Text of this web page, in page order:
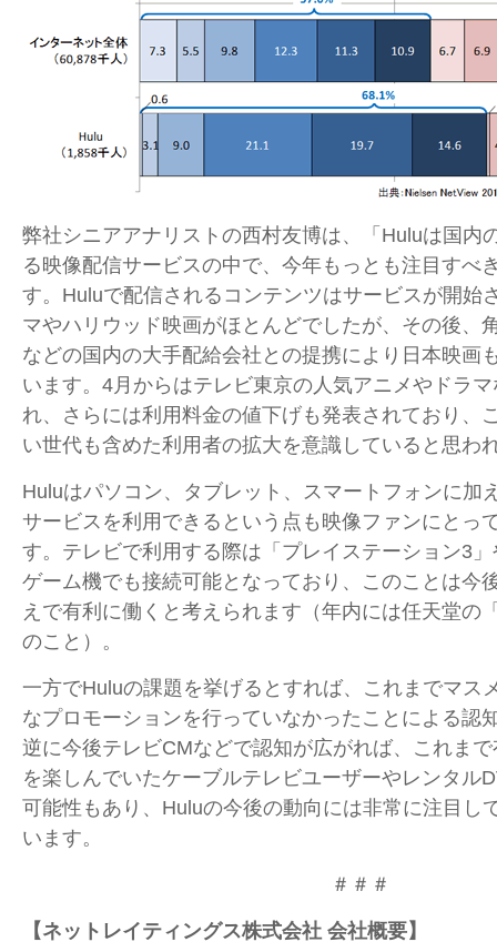
弊社シニアアナリストの西村友博は、「Huluは国内
る映像配信サービスの中で、今年もっとも注目すべ
す。Huluで配信されるコンテンツはサービスが開始
マやハリウッド映画がほとんどでしたが、その後、
などの国内の大手配給会社との提携により日本映画
います。4月からはテレビ東京の人気アニメやドラ
れ、さらには利用料金の値下げも発表されており、
い世代も含めた利用者の拡大を意識していると思わ
Huluはパソコン、タブレット、スマートフォンに加
サービスを利用できるという点も映像ファンにとっ
す。テレビで利用する際は「プレイステーション3
ゲーム機でも接続可能となっており、このことは今
えで有利に働くと考えられます（年内には任天堂の
のこと）。
一方でHuluの課題を挙げるとすれば、これまでマス
なプロモーションを行っていなかったことによる認
逆に今後テレビCMなどで認知が広がれば、これま
を楽しんでいたケーブルテレビユーザーやレンタル
可能性もあり、Huluの今後の動向には非常に注目し
います。
＃＃＃
【ネットレイティングス株式会社 会社概要】